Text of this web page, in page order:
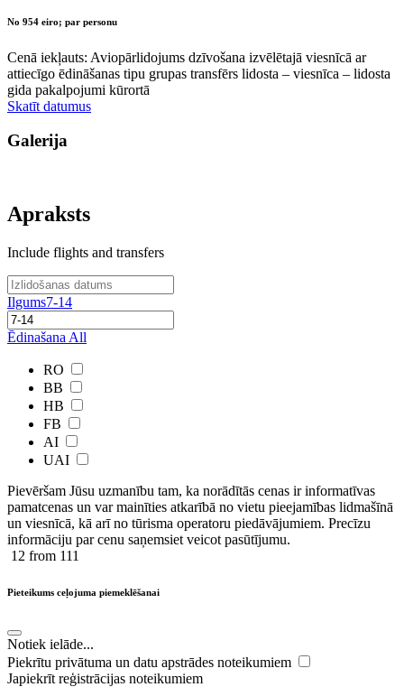
No 954 eiro; par personu
Cenā iekļauts: Aviopārlidojums dzīvošana izvēlētajā viesnīcā ar
attiecīgo ēdināšanas tipu grupas transfērs lidosta – viesnīca – lidosta
gida pakalpojumi kūrortā
Skatīt datumus
Galerija
Apraksts
Include flights and transfers
Ilgums7-14
Ēdinašana All
RO
BB
HB
FB
AI
UAI
Pievēršam Jūsu uzmanību tam, ka norādītās cenas ir ​informatīvas ​
pamatcenas un var mainīties atkarībā ​no ​vietu pieejamības lidmašīnā
un viesnīcā, kā arī no tūrisma operatoru piedāvājumiem. Precīzu
informāciju par cenu saņemsiet veicot pasūtījumu.
12 from 111
Pieteikums ceļojuma piemeklēšanai
Notiek ielāde...
Piekrītu privātuma un datu apstrādes noteikumiem
Japiekrīt reģistrācijas noteikumiem